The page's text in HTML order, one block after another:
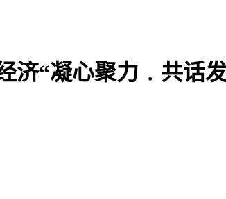
济“凝心聚力﹒共话